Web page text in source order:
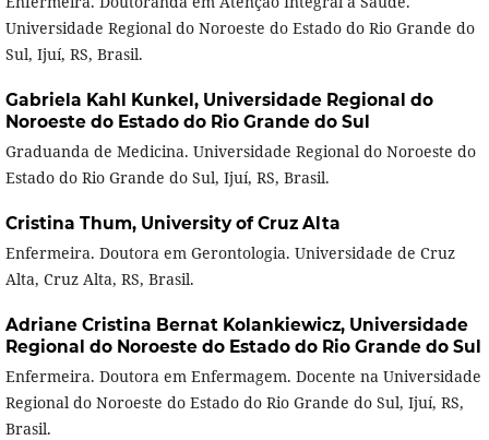
Universidade Regional do Noroeste do Estado do Rio Grande do
Sul, Ijuí, RS, Brasil.
Gabriela Kahl Kunkel, Universidade Regional do
Noroeste do Estado do Rio Grande do Sul
Graduanda de Medicina. Universidade Regional do Noroeste do
Estado do Rio Grande do Sul, Ijuí, RS, Brasil.
Cristina Thum, University of Cruz Alta
Enfermeira. Doutora em Gerontologia. Universidade de Cruz
Alta, Cruz Alta, RS, Brasil.
Adriane Cristina Bernat Kolankiewicz, Universidade
Regional do Noroeste do Estado do Rio Grande do Sul
Enfermeira. Doutora em Enfermagem. Docente na Universidade
Regional do Noroeste do Estado do Rio Grande do Sul, Ijuí, RS,
Brasil.